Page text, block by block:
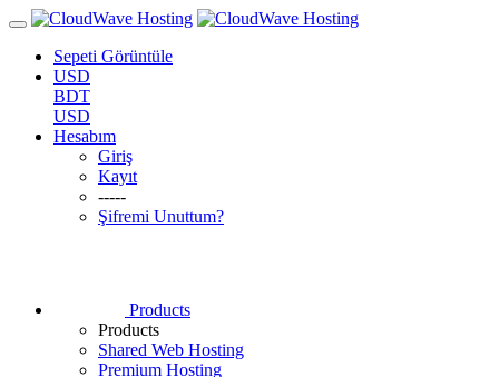
Sepeti Görüntüle
USD
BDT
USD
Hesabım
Giriş
Kayıt
-----
Şifremi Unuttum?
Products
Products
Shared Web Hosting
Premium Hosting